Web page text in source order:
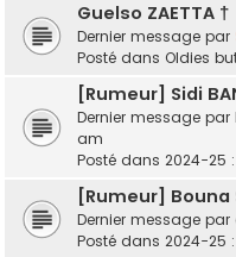
Guelso ZAETTA †
Dernier message par
Posté dans Oldies
[Rumeur] Sidi
Dernier message par
am
Posté dans 2024-25
[Rumeur] Bouna
Dernier message par
Posté dans 2024-25